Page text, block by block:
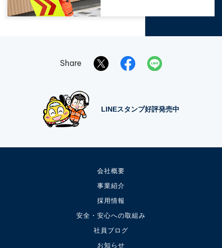
Share
LINEスタンプ好評発売中
会社概要
事業紹介
採用情報
安全・安心への取組み
社員ブログ
お知らせ